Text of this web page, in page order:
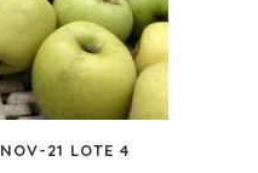
21 LOTE 4